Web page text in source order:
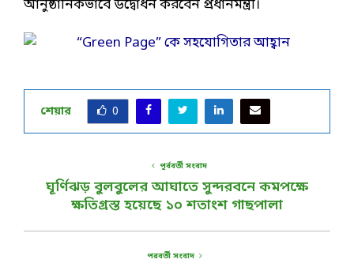
আনুষ্ঠানিকভাবে উদ্বোধন করবেন প্রধানমন্ত্রী।
শেয়ার 0
পূর্ববর্তী সংবাদ
ঘূর্ণিঝড় বুলবুলের আঘাতে সুন্দরবনে কমপক্ষে
ক্ষতিগ্রস্ত হয়েছে ১০ শতাংশ গাছপালা
পরবর্তী সংবাদ